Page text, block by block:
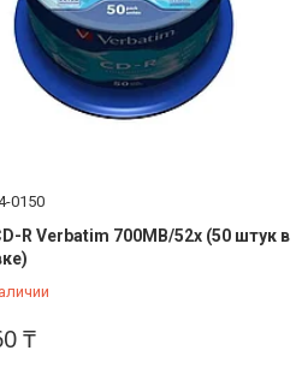
0150
R Verbatim 700МВ/52х (50 штук в
₸